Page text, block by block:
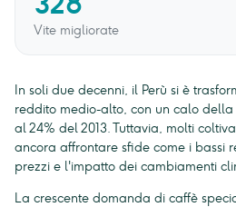
Vite migliorate
In soli due decenni, il Perù si è
reddito medio-alto, con un calo
al 24% del 2013. Tuttavia, molti
ancora affrontare sfide come i bassi
prezzi e l'impatto dei cambiamenti
La crescente domanda di caffè